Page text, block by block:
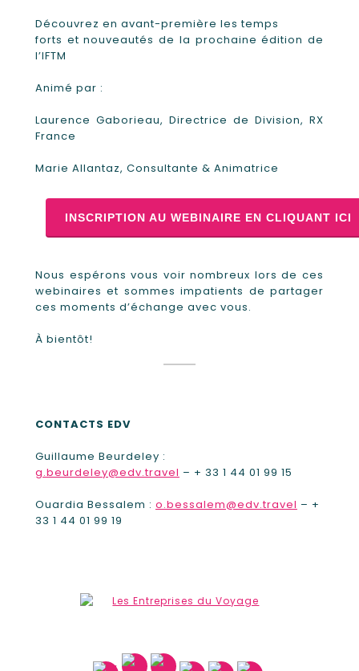
Découvrez en avant-première les temps
forts et nouveautés de la prochaine édition de
l’IFTM
Animé par :
Laurence Gaborieau, Directrice de Division, RX
France
Marie Allantaz, Consultante & Animatrice
INSCRIPTION AU WEBINAIRE EN CLIQUANT ICI
Nous espérons vous voir nombreux lors de ces
webinaires et sommes impatients de partager
ces moments d’échange avec vous.
À bientôt!
CONTACTS EDV
Guillaume Beurdeley :
g.beurdeley@edv.travel – + 33 1 44 01 99 15
Ouardia Bessalem : o.bessalem@edv.travel – +
33 1 44 01 99 19